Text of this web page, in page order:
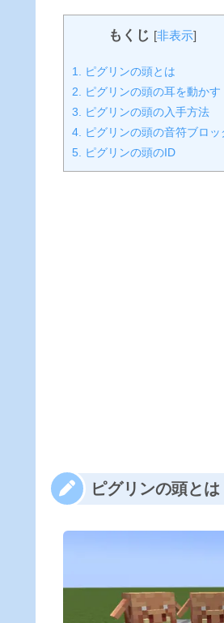
もくじ [非表示]
1. ピグリンの頭とは
2. ピグリンの頭の耳を動かす
3. ピグリンの頭の入手方法
4. ピグリンの頭の音符ブロッ
5. ピグリンの頭のID
ピグリンの頭とは